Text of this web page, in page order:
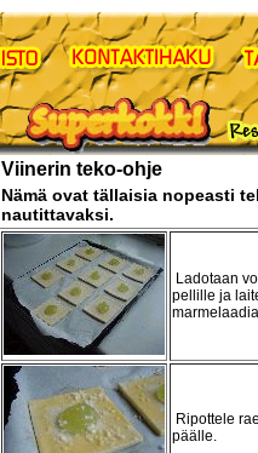
Viinerin teko-ohje
Nämä ovat tällaisia nopeasti
nautittavaksi.
Ladotaan
pellille ja
Ripottele
päälle.